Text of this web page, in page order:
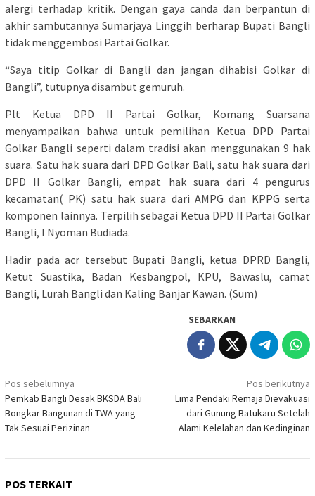
alergi terhadap kritik. Dengan gaya canda dan berpantun di
akhir sambutannya Sumarjaya Linggih berharap Bupati Bangli
tidak menggembosi Partai Golkar.
“Saya titip Golkar di Bangli dan jangan dihabisi Golkar di
Bangli”, tutupnya disambut gemuruh.
Plt Ketua DPD II Partai Golkar, Komang Suarsana
menyampaikan bahwa untuk pemilihan Ketua DPD Partai
Golkar Bangli seperti dalam tradisi akan menggunakan 9 hak
suara. Satu hak suara dari DPD Golkar Bali, satu hak suara dari
DPD II Golkar Bangli, empat hak suara dari 4 pengurus
kecamatan( PK) satu hak suara dari AMPG dan KPPG serta
komponen lainnya. Terpilih sebagai Ketua DPD II Partai Golkar
Bangli, I Nyoman Budiada.
Hadir pada acr tersebut Bupati Bangli, ketua DPRD Bangli,
Ketut Suastika, Badan Kesbangpol, KPU, Bawaslu, camat
Bangli, Lurah Bangli dan Kaling Banjar Kawan. (Sum)
SEBARKAN
Navigasi
pos
Pos sebelumnya
Pemkab Bangli Desak BKSDA Bali
Bongkar Bangunan di TWA yang
Tak Sesuai Perizinan
Pos berikutnya
Lima Pendaki Remaja Dievakuasi
dari Gunung Batukaru Setelah
Alami Kelelahan dan Kedinginan
POS TERKAIT